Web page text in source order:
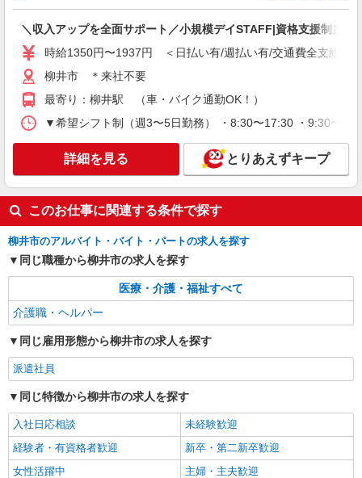
＼収入アップを全面サポート／小規模デイSTAFF|資格支援制度あ
時給1350円〜1937円 ＜日払い有/週払い有/交通費全支給(ガ
柳井市 ＊来社不要
最寄り：柳井駅 （車・バイク通勤OK！）
▼希望シフト制（週3〜5日勤務） ・8:30〜17:30 ・9:30〜
詳細を見る とりあえずキープ
このお仕事に関連する条件で探す
柳井市のアルバイト・バイト・パートの求人を探す
同じ職種から柳井市の求人を探す
医療・介護・福祉すべて
介護職・ヘルパー
同じ雇用形態から柳井市の求人を探す
派遣社員
同じ特徴から柳井市の求人を探す
入社日応相談
未経験歓迎
経験者・有資格者歓迎
新卒・第二新卒歓迎
女性活躍中
主婦・主夫歓迎